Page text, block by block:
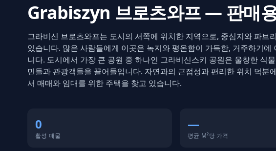
Grabiszyn 브로츠와프 — 판매
그라비신 브로츠와프는 도시의 서쪽에 위치한 지역으로, 중심지와 파브
있습니다. 많은 사람들에게 이곳은 녹지와 평온함이 가득한, 거주하기에
니다. 도시에서 가장 큰 공원 중 하나인 그라비신스키 공원은 울창한 식
민들과 관광객들을 끌어들입니다. 자연과의 근접성과 편리한 위치 덕분
서 매매와 임대를 위한 주택을 찾고 있습니다.
0
활성 매물
—
평균 M²당 가격